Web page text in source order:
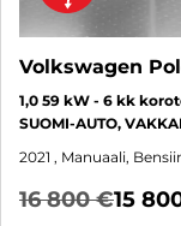
Volkswagen
1,0 59 kW - 6 kk
SUOMI-AUTO,
2021 , Manuaali,
16 800 €15